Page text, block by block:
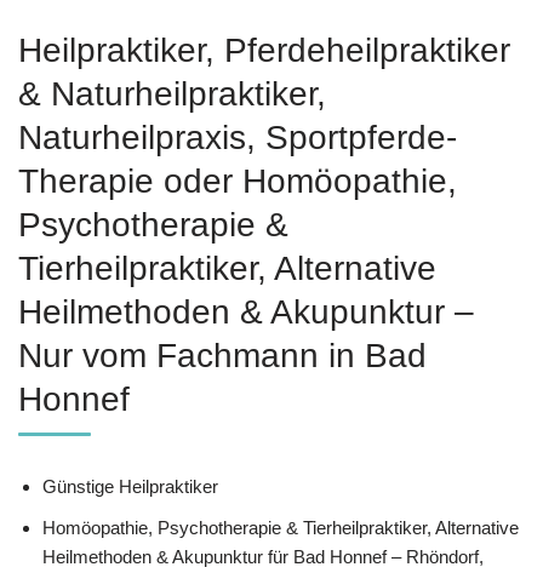
Heilpraktiker, Pferdeheilpraktiker
& Naturheilpraktiker,
Naturheilpraxis, Sportpferde-
Therapie oder ‎Homöopathie,
‎Psychotherapie &
‎Tierheilpraktiker, Alternative
Heilmethoden & Akupunktur –
Nur vom Fachmann in Bad
Honnef
Günstige Heilpraktiker
‎Homöopathie, ‎Psychotherapie & ‎Tierheilpraktiker, Alternative
Heilmethoden & Akupunktur für Bad Honnef – Rhöndorf,